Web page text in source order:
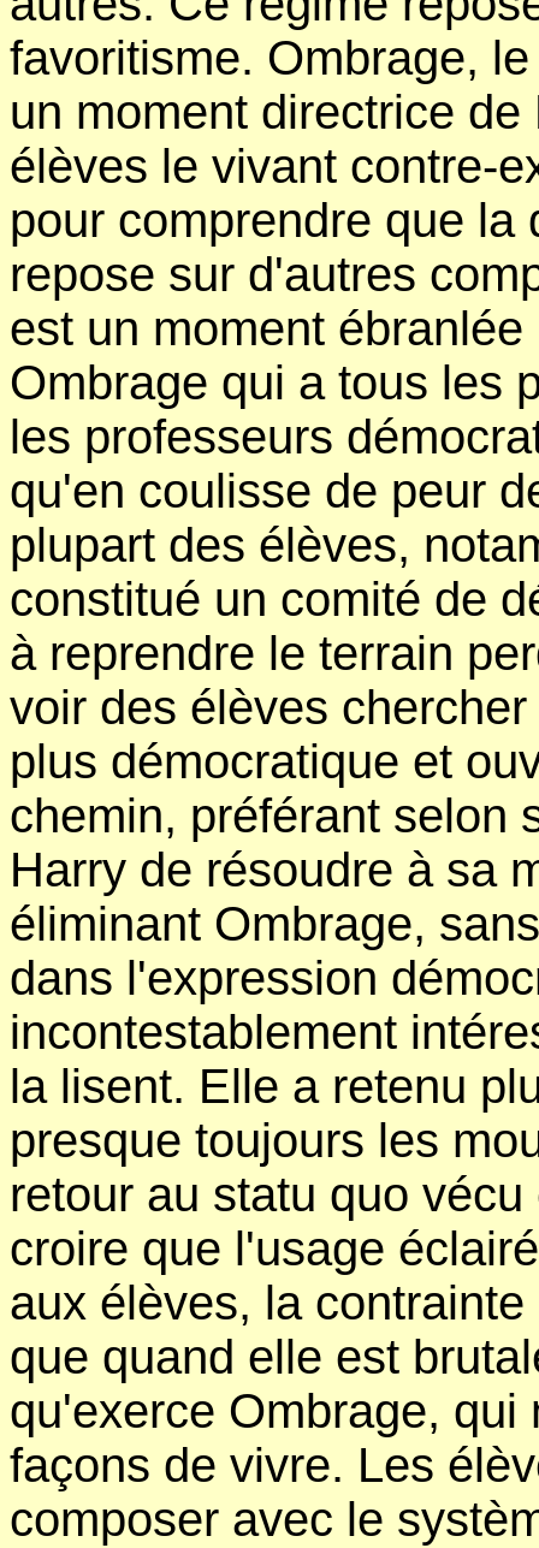
favoritisme. Ombrage,
un moment directrice
élèves le vivant contre-
pour comprendre que la
repose sur d'autres
est un moment
Ombrage qui a tous les
les professeurs
qu'en coulisse de peur
plupart des élèves,
constitué un comité de
à reprendre le terrain
voir des élèves
plus démocratique et
chemin, préférant selon
Harry de résoudre à sa
éliminant Ombrage,
dans l'expression
incontestablement
la lisent. Elle a retenu
presque toujours les
retour au statu quo
croire que l'usage
aux élèves, la
que quand elle est
qu'exerce Ombrage,
façons de vivre. Les
composer avec le